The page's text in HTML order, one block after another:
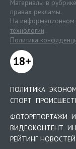
Материалы в
правах рекламы.
На информационном
технологии.
Политика
18+
ПОЛИТИКА
СПОРТ
ФОТОРЕПОРТАЖИ
ВИДЕОКОНТЕНТ
РЕЙТИНГ НОВОСТЕЙ